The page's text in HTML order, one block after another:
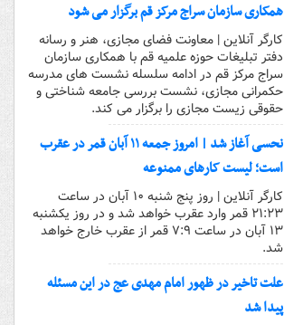
همکاری سازمان سراج مرکز قم برگزار می شود
کارگر آنلاین | معاونت فضای مجازی، هنر و رسانه
دفتر تبلیغات حوزه علمیه قم با همکاری سازمان
سراج مرکز قم در ادامه سلسله نشست های مدرسه
حکمرانی مجازی، نشست بررسی جامعه شناختی و
حقوقی زیست مجازی را برگزار می کند.
نحسی آغاز شد | امروز جمعه ۱۱ آبان قمر در عقرب
است؛ لیست کارهای ممنوعه
کارگر آنلاین | روز پنج شنبه ۱۰ آبان در ساعت
۲۱:۲۳ قمر وارد عقرب خواهد شد و در روز یکشنبه
۱۳ آبان در ساعت ۷:۹ قمر از عقرب خارج خواهد
شد.
علت تاخیر در ظهور امام مهدی عج در این مسئله
پیدا شد